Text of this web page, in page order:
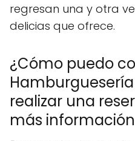
regresan una y otra
delicias que ofrece.
¿Cómo puedo
realizar una
más